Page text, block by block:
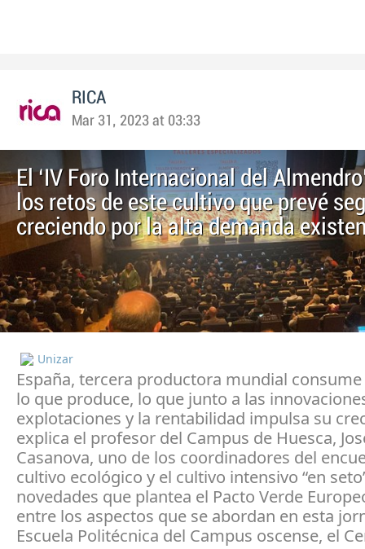
RICA
Mar 31, 2023 at 03:33
El ‘IV Foro Internacional del
los retos de este cultivo que prevé
creciendo por la alta demanda
Unizar
España, tercera productora mundial
lo que produce, lo que junto a las
explotaciones y la rentabilidad impulsa su
explica el profesor del Campus de Huesca,
Casanova, uno de los coordinadores del
cultivo ecológico y el cultivo intensivo “en
novedades que plantea el Pacto Verde
entre los aspectos que se abordan en esta
Escuela Politécnica del Campus oscense, el